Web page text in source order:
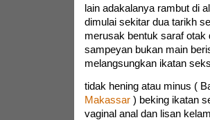
lain adakalanya rambut di
dimulai sekitar dua tarikh
merusak bentuk saraf otak
sampeyan bukan main
melangsungkan ikatan seks
tidak hening atau minus (
Makassar) beking ikatan
vaginal anal dan lisan